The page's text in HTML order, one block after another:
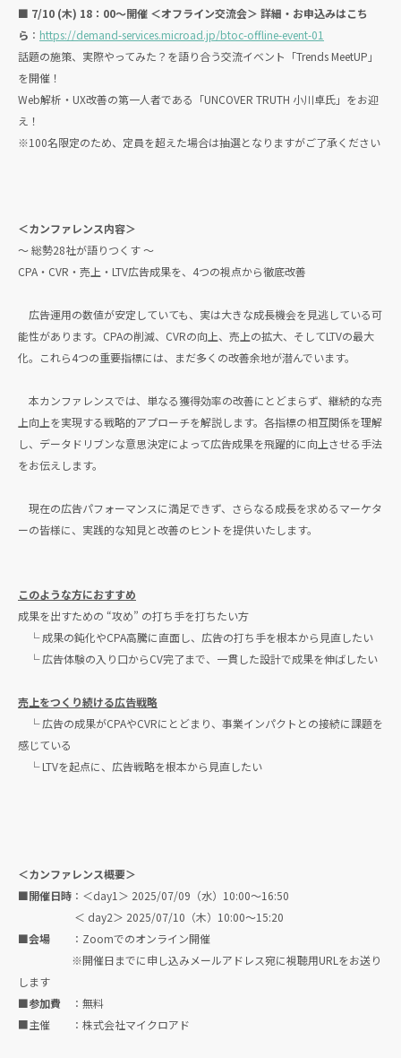
■ 7/10 (木) 18：00～開催 ＜オフライン交流会＞ 詳細・お申込みはこち
ら ： https://demand-services.microad.jp/btoc-offline-event-01
話題の施策、実際やってみた？を語り合う交流イベント「Trends MeetUP」
を開催！
Web解析・UX改善の第一人者である「UNCOVER TRUTH 小川卓氏」をお迎
え！
※100名限定のため、定員を超えた場合は抽選となりますがご了承ください
＜カンファレンス内容＞
～ 総勢28社が語りつくす ～
CPA・CVR・売上・LTV広告成果を、4つの視点から徹底改善
広告運用の数値が安定していても、実は大きな成長機会を見逃している可
能性があります。CPAの削減、CVRの向上、売上の拡大、そしてLTVの最大
化。これら4つの重要指標には、まだ多くの改善余地が潜んでいます。
本カンファレンスでは、単なる獲得効率の改善にとどまらず、継続的な売
上向上を実現する戦略的アプローチを解説します。各指標の相互関係を理解
し、データドリブンな意思決定によって広告成果を飛躍的に向上させる手法
をお伝えします。
現在の広告パフォーマンスに満足できず、さらなる成長を求めるマーケタ
ーの皆様に、実践的な知見と改善のヒントを提供いたします。
このような方におすすめ
成果を出すための “攻め” の打ち手を打ちたい方
└ 成果の鈍化やCPA高騰に直面し、広告の打ち手を根本から見直したい
└ 広告体験の入り口からCV完了まで、一貫した設計で成果を伸ばしたい
売上をつくり続ける広告戦略
└ 広告の成果がCPAやCVRにとどまり、事業インパクトとの接続に課題を
感じている
└ LTVを起点に、広告戦略を根本から見直したい
＜カンファレンス概要＞
■開催日時 ：＜day1＞ 2025/07/09（水）10:00〜16:50
＜ day2＞ 2025/07/10（木）10:00〜15:20
■会場 ：Zoomでのオンライン開催
※開催日までに申し込みメールアドレス宛に視聴用URLをお送り
します
■参加費 ：無料
■主催 ：株式会社マイクロアド